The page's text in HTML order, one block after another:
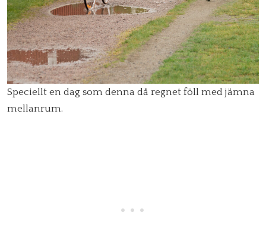
Speciellt en dag som denna då regnet föll med jämna
mellanrum.